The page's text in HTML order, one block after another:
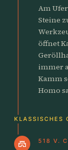
Am
Steine
öffnet
immer
Kamm
Homo
KLASSISCHES
castle 518 V.